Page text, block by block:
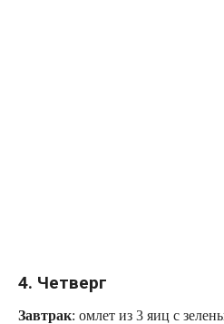
4. Четверг
Завтрак: омлет из 3 яиц с